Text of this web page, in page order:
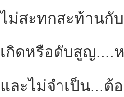
ไม่สะทกสะท้านกั
เกิดหรือดับสูญ....
และไม่จำเป็น...ต้